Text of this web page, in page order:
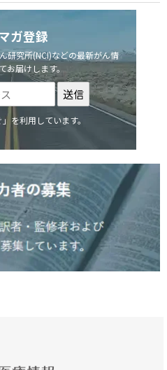
ガ登録
研究所(NCI)などの最新がん情
お届けします。
を利用しています。